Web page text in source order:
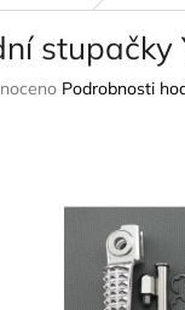
stupačky
Podrobnosti